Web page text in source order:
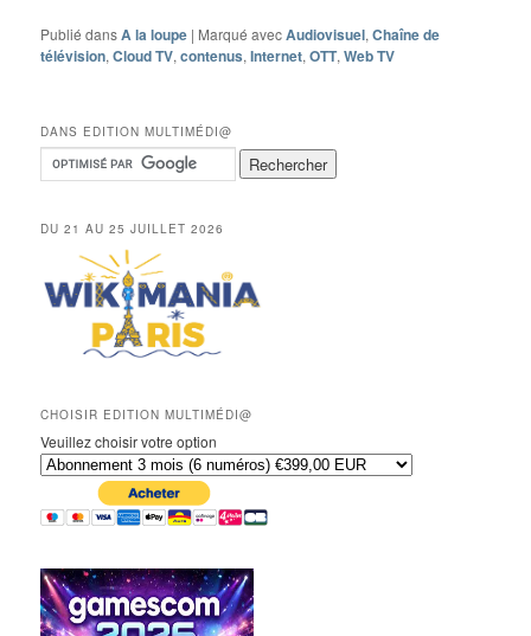
Publié dansA la loupe | Marqué avecAudiovisuel,Chaîne de
télévision,Cloud TV,contenus,Internet,OTT,Web TV
DANS EDITION MULTIMÉDI@
DU 21 AU 25 JUILLET 2026
CHOISIR EDITION MULTIMÉDI@
Veuillez choisir votre option